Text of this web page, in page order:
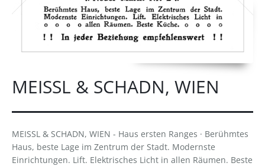
MEISSL & SCHADN, WIEN
MEISSL & SCHADN, WIEN - Haus ersten Ranges · Berühmtes
Haus, beste Lage im Zentrum der Stadt. Modernste
Einrichtungen. Lift. Elektrisches Licht in allen Räumen. Beste